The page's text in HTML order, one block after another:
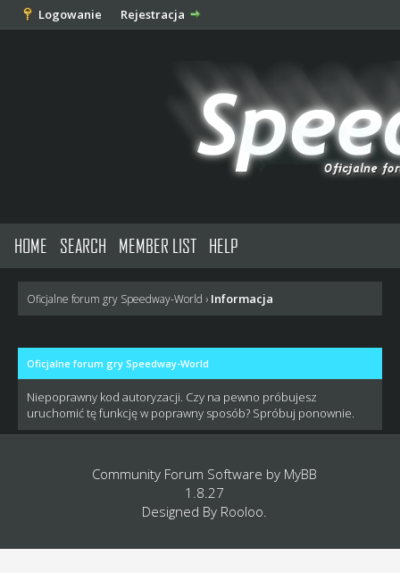
Logowanie Rejestracja
HOME SEARCH MEMBER LIST HELP
Oficjalne forum gry Speedway-World › Informacja
Oficjalne forum gry Speedway-World
Niepoprawny kod autoryzacji. Czy na pewno próbujesz
uruchomić tę funkcję w poprawny sposób? Spróbuj ponownie.
Community Forum Software by MyBB
1.8.27
Designed By Rooloo.